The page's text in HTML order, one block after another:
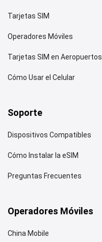
Tarjetas SIM
Operadores Móviles
Tarjetas SIM en Aeropuertos
Cómo Usar el Celular
Soporte
Dispositivos Compatibles
Cómo Instalar la eSIM
Preguntas Frecuentes
Operadores Móviles
China Mobile